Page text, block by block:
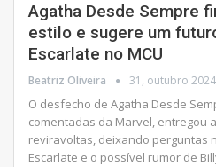
Agatha Desde Sempre
estilo e sugere um
Escarlate no MCU
Beatriz Oliveira 31, outubro 2024
O desfecho de Agatha Desde
comentadas da Marvel, entregou
reviravoltas, deixando perguntas
Escarlate e o possível rumor de